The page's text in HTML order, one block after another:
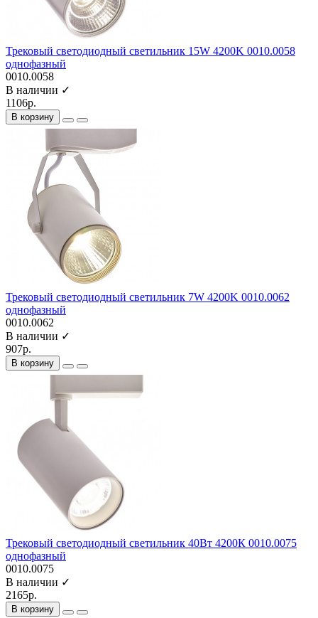
Трековый светодиодный светильник 15W 4200K 0010.0058
однофазный
0010.0058
В наличии ✓
1106р.
В корзину
Трековый светодиодный светильник 7W 4200K 0010.0062
однофазный
0010.0062
В наличии ✓
907р.
В корзину
Трековый светодиодный светильник 40Вт 4200К 0010.0075
однофазный
0010.0075
В наличии ✓
2165р.
В корзину